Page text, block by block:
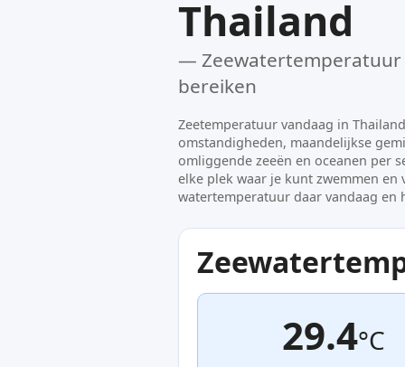
Thailand
— Zeewatertemperatuur
bereiken
Zeetemperatuur vandaag in
omstandigheden, maandelijkse
omliggende zeeën en oceanen per
elke plek waar je kunt zwemmen en
watertemperatuur daar vandaag en
29.4°C